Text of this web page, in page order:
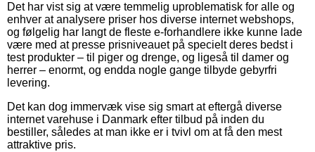
Det har vist sig at være temmelig uproblematisk for alle og
enhver at analysere priser hos diverse internet webshops,
og følgelig har langt de fleste e-forhandlere ikke kunne lade
være med at presse prisniveauet på specielt deres bedst i
test produkter – til piger og drenge, og ligeså til damer og
herrer – enormt, og endda nogle gange tilbyde gebyrfri
levering.
Det kan dog immervæk vise sig smart at eftergå diverse
internet varehuse i Danmark efter tilbud på inden du
bestiller, således at man ikke er i tvivl om at få den mest
attraktive pris.